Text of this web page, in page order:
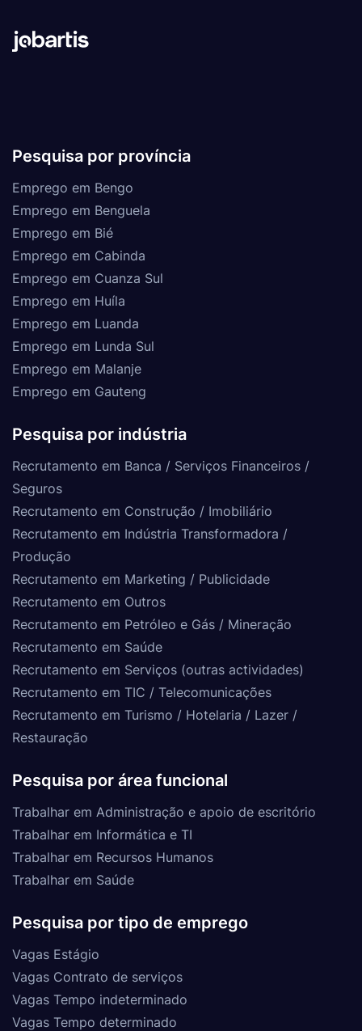
Pesquisa por província
Emprego em Bengo
Emprego em Benguela
Emprego em Bié
Emprego em Cabinda
Emprego em Cuanza Sul
Emprego em Huíla
Emprego em Luanda
Emprego em Lunda Sul
Emprego em Malanje
Emprego em Gauteng
Pesquisa por indústria
Recrutamento em Banca / Serviços Financeiros /
Seguros
Recrutamento em Construção / Imobiliário
Recrutamento em Indústria Transformadora /
Produção
Recrutamento em Marketing / Publicidade
Recrutamento em Outros
Recrutamento em Petróleo e Gás / Mineração
Recrutamento em Saúde
Recrutamento em Serviços (outras actividades)
Recrutamento em TIC / Telecomunicações
Recrutamento em Turismo / Hotelaria / Lazer /
Restauração
Pesquisa por área funcional
Trabalhar em Administração e apoio de escritório
Trabalhar em Informática e TI
Trabalhar em Recursos Humanos
Trabalhar em Saúde
Pesquisa por tipo de emprego
Vagas Estágio
Vagas Contrato de serviços
Vagas Tempo indeterminado
Vagas Tempo determinado